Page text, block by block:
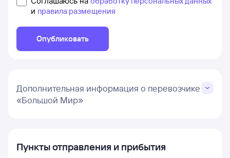
и правила размещения
Опубликовать
Дополнительная информация о перевозчике
«Большой Мир»
Пункты отправления и прибытия